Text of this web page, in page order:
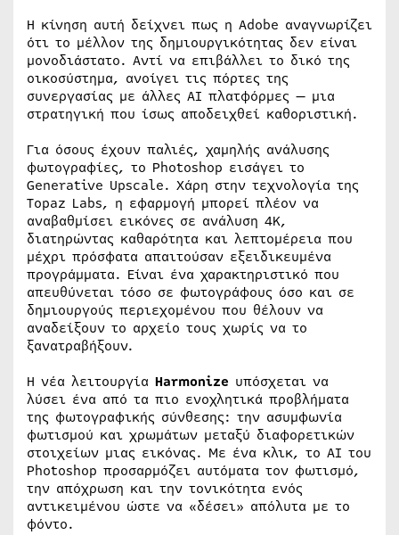
Η κίνηση αυτή δείχνει πως η Adobe αναγνωρίζει
ότι το μέλλον της δημιουργικότητας δεν είναι
μονοδιάστατο. Αντί να επιβάλλει το δικό της
οικοσύστημα, ανοίγει τις πόρτες της
συνεργασίας με άλλες AI πλατφόρμες — μια
στρατηγική που ίσως αποδειχθεί καθοριστική.
Για όσους έχουν παλιές, χαμηλής ανάλυσης
φωτογραφίες, το Photoshop εισάγει το
Generative Upscale. Χάρη στην τεχνολογία της
Topaz Labs, η εφαρμογή μπορεί πλέον να
αναβαθμίσει εικόνες σε ανάλυση 4K,
διατηρώντας καθαρότητα και λεπτομέρεια που
μέχρι πρόσφατα απαιτούσαν εξειδικευμένα
προγράμματα. Είναι ένα χαρακτηριστικό που
απευθύνεται τόσο σε φωτογράφους όσο και σε
δημιουργούς περιεχομένου που θέλουν να
αναδείξουν το αρχείο τους χωρίς να το
ξανατραβήξουν.
Η νέα λειτουργία Harmonize υπόσχεται να
λύσει ένα από τα πιο ενοχλητικά προβλήματα
της φωτογραφικής σύνθεσης: την ασυμφωνία
φωτισμού και χρωμάτων μεταξύ διαφορετικών
στοιχείων μιας εικόνας. Με ένα κλικ, το AI του
Photoshop προσαρμόζει αυτόματα τον φωτισμό,
την απόχρωση και την τονικότητα ενός
αντικειμένου ώστε να «δέσει» απόλυτα με το
φόντο.